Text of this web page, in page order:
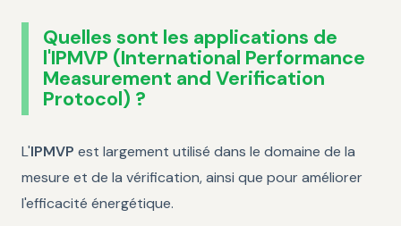
Quelles sont les applications de
l'IPMVP (International Performance
Measurement and Verification
Protocol) ?
L'IPMVP est largement utilisé dans le domaine de la
mesure et de la vérification, ainsi que pour améliorer
l'efficacité énergétique.